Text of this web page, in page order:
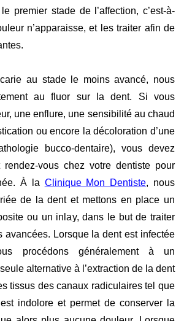
premier stade de l’affection, c’est-à-
n’apparaisse, et les traiter afin de
au stade le moins avancé, nous
au fluor sur la dent. Si vous
une enflure, une sensibilité au chaud
ou encore la décoloration d’une
bucco-dentaire), vous devez
rendez-vous chez votre dentiste pour
À la Clinique Mon Dentiste, nous
de la dent et mettons en place un
ou un inlay, dans le but de traiter
avancées. Lorsque la dent est infectée
procédons généralement à un
alternative à l’extraction de la dent
tissus des canaux radiculaires tel que
indolore et permet de conserver la